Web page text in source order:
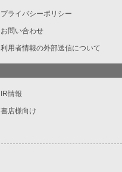
プライバシーポリシー
お問い合わせ
利用者情報の外部送信について
IR情報
書店様向け